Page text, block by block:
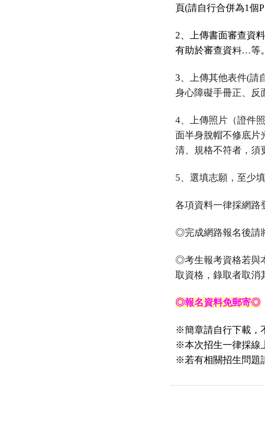
頁(請自行合併為1個
2、上傳書面審查資
有助於審查資料…等。
3、
上傳其他表件(
身心障礙手冊正、反
4、上傳照片（證件
面半身脫帽不修底片
清、規格不符者，須
5、選填志願，至少
各項資料一律採網路
◎完成網路報名後請
◎考生報考資格若與
取資格，錄取者取消
◎報名資料免郵寄◎
※簡章請自行下載，
※本次招生一律採線
※若有相關招生問題